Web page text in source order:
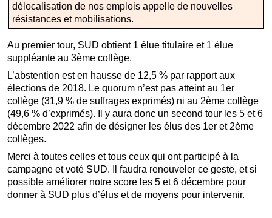
délocalisation de nos emplois appelle de nouvelles
résistances et mobilisations.
Au premier tour, SUD obtient 1 élue titulaire et 1 élue
suppléante au 3ème collège.
L’abstention est en hausse de 12,5 % par rapport aux
élections de 2018. Le quorum n’est pas atteint au 1er
collège (31,9 % de suffrages exprimés) ni au 2ème collège
(49,6 % d’exprimés). Il y aura donc un second tour les 5 et 6
décembre 2022 afin de désigner les élus des 1er et 2ème
collèges.
Merci à toutes celles et tous ceux qui ont participé à la
campagne et voté SUD. Il faudra renouveler ce geste, et si
possible améliorer notre score les 5 et 6 décembre pour
donner à SUD plus d’élus et de moyens pour intervenir.